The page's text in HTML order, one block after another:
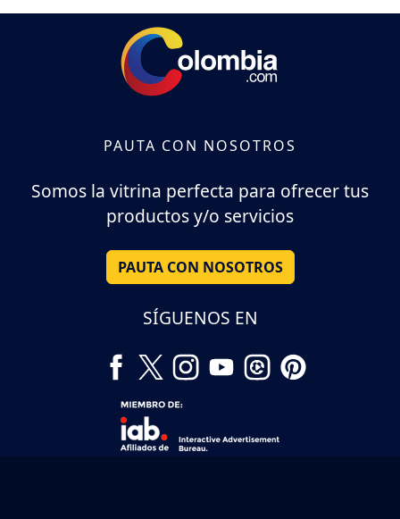
PAUTA CON NOSOTROS
Somos la vitrina perfecta para ofrecer tus
productos y/o servicios
PAUTA CON NOSOTROS
SÍGUENOS EN